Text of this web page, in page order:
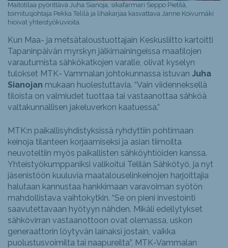
Maitotilaa pyörittävä Juha Sianoja, sikafarmari Seppo Pietilä,
toimitusjohtaja Pekka Telilä ja lihakarjaa kasvattava Janne Koivumäki
hioivat yhteistyökuvioita.
Kun Maa- ja metsätaloustuottajain Keskusliitto kartoitti
Tapaninpäivän myrskyn jälkimainingeissa maatilojen
varautumista sähkökatkojen varalle, olivat kyselyn
tulokset MTK- Vammalan johtokunnassa istuvan Juha
Sianojan mukaan huolestuttavia. “Vain viidenneksellä
tiloista on valmiudet tuottaa tai vastaanottaa sähköä
valtakunnallisen jakeluverkon kaatuessa.”
MTK:n paikallisyhdistyksissä ryhdyttiin pohtimaan
keinoja tilanteen korjaamiseksi ja asian tiimoilta
neuvoteltiin myös paikallisten sähköyhtiöiden kanssa.
Yhteistyökumppaniksi valikoitui Telilän Sähkötyö, ja nyt
jäsenistöön kuuluvia maatalouselinkeinojen harjoittajia
halutaan kannustaa hankkimaan varavoiman syötön
mahdollistava vaihtokytkin. “Se on pieni investointi
saavutettavaan hyötyyn nähden. Mikäli edellytykset
sähkövirran vastaanottoon ovat olemassa, uskon
generaattorin löytyvän lainaksi jostain, vaikka
puolustusvoimilta tai naapureilta”, MTK-Vammalan